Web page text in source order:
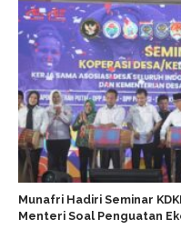
Munafri Hadiri Seminar
Menteri Soal Penguatan